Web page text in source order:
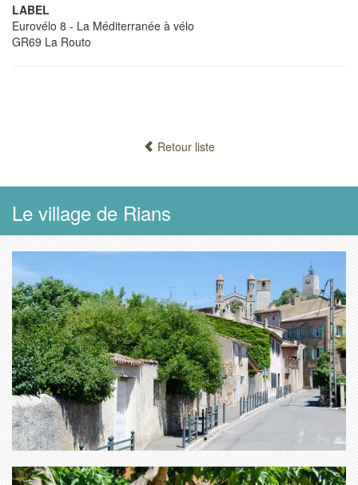
LABEL
Eurovélo 8 - La Méditerranée à vélo
GR69 La Routo
Retour liste
Le village de Rians